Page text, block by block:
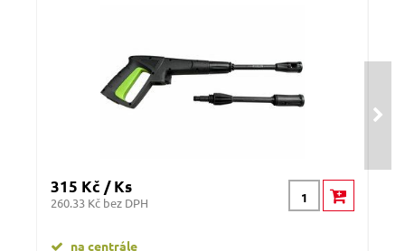
315 Kč / Ks
260.33 Kč bez DPH
na centrále